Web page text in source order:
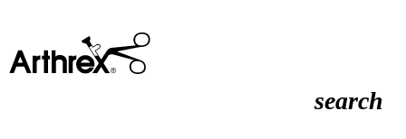
search